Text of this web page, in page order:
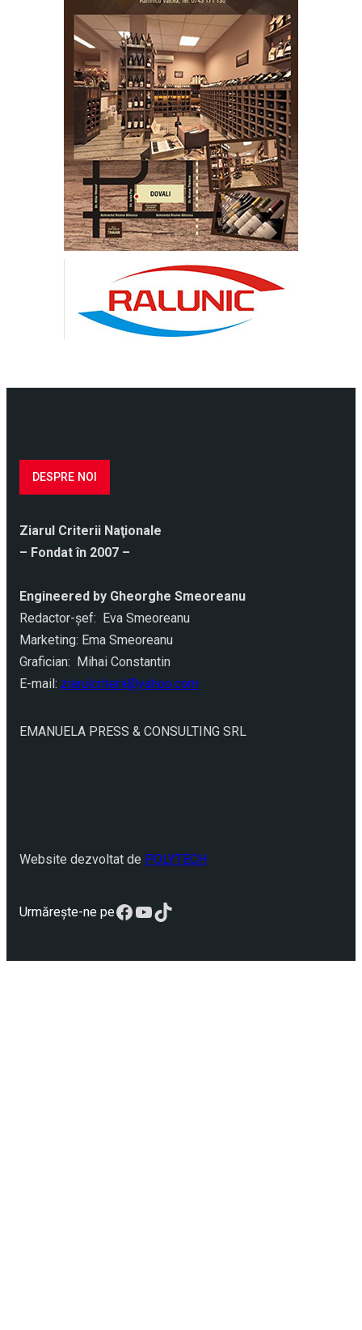
DESPRE NOI
Ziarul Criterii Naţionale
– Fondat în 2007 –
Engineered by Gheorghe Smeoreanu
Redactor-şef: Eva Smeoreanu
Marketing: Ema Smeoreanu
Grafician: Mihai Constantin
E-mail: ziarulcriterii@yahoo.com
EMANUELA PRESS & CONSULTING SRL
Website dezvoltat de POLYTECH
Urmărește-ne peFacebook
YouTube
TikTok